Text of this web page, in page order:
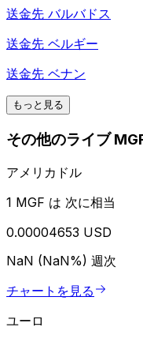
送金先 バルバドス
送金先 ベルギー
送金先 ベナン
もっと見る
その他のライブ
アメリカドル
1 MGF は 次に相当
0.00004653 USD
NaN (NaN%) 週次
チャートを見る
ユーロ